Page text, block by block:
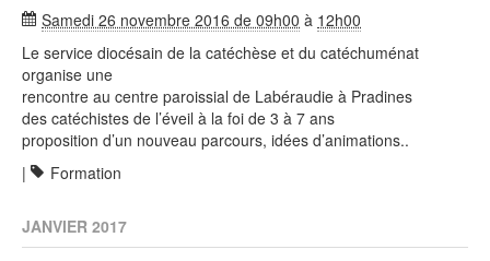
Samedi 26 novembre 2016 de 09h00 à 12h00
Le service diocésain de la catéchèse et du catéchuménat
organise une
rencontre au centre paroissial de Labéraudie à Pradines
des catéchistes de l’éveil à la foi de 3 à 7 ans
proposition d’un nouveau parcours, idées d’animations..
|
Formation
JANVIER 2017